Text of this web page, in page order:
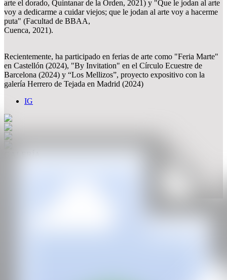
arte el dorado, Quintanar de la Orden, 2021) y "Que le jodan al arte
voy a dedicarme a cuidar viejos; que le jodan al arte voy a hacerme
puta" (Facultad de BBAA,
Cuenca, 2021).
Recientemente, ha participado en ferias de arte como "Feria Marte"
en Castellón (2024), "By Invitation" en el Círculo Ecuestre de
Barcelona (2024) y “Los Mellizos”, proyecto expositivo con la
galería Herrero de Tejada en Madrid (2024)
IG